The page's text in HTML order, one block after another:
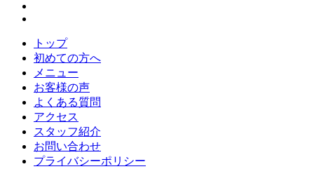
トップ
初めての方へ
メニュー
お客様の声
よくある質問
アクセス
スタッフ紹介
お問い合わせ
プライバシーポリシー